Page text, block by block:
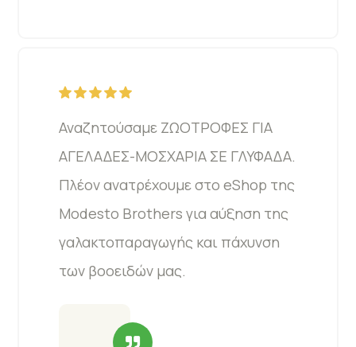
Αναζητούσαμε ΖΩΟΤΡΟΦΕΣ ΓΙΑ
ΑΓΕΛΑΔΕΣ-ΜΟΣΧΑΡΙΑ ΣΕ ΓΛΥΦΑΔΑ.
Πλέον ανατρέχουμε στο eShop της
Modesto Brothers για αύξηση της
γαλακτοπαραγωγής και πάχυνση
των βοοειδών μας.